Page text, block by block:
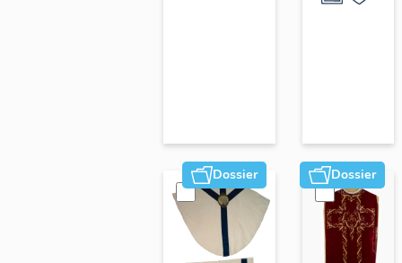
Dossier Dossier